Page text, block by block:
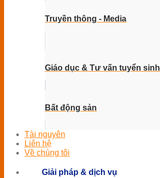
Truyền thông - Media
Giáo dục & Tư vấn tuyển sinh
Bất động sản
Tài nguyên
Liên hệ
Về chúng tôi
Giải pháp & dịch vụ